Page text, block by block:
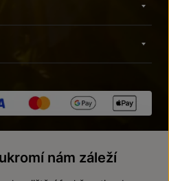
nám záleží